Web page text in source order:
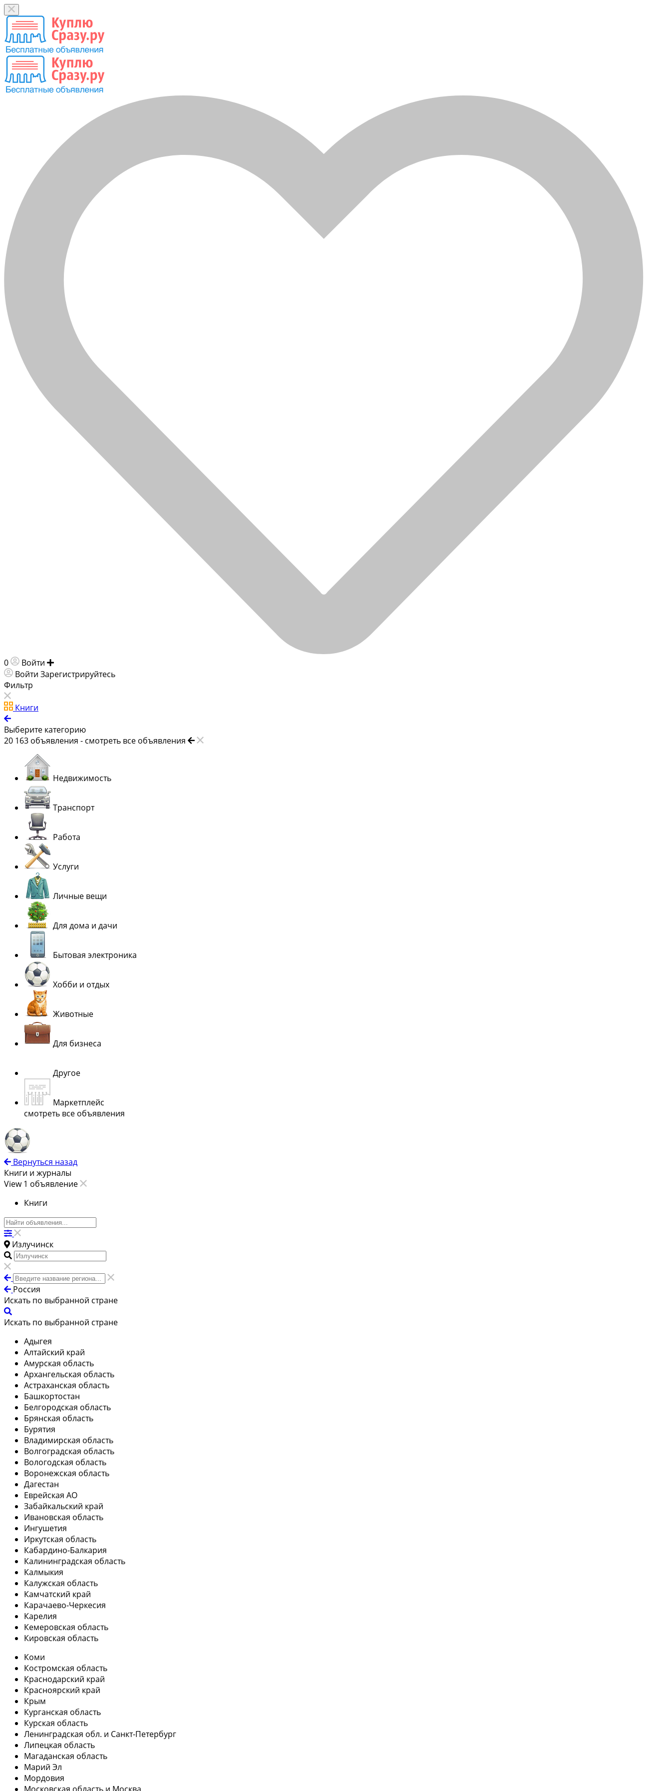
0 Войти
Войти Зарегистрируйтесь
Фильтр
Книги
Выберите категорию
20 163 объявления - смотреть все объявления
Недвижимость
Транспорт
Работа
Услуги
Личные вещи
Для дома и дачи
Бытовая электроника
Хобби и отдых
Животные
Для бизнеса
Другое
Маркетплейс
смотреть все объявления
Вернуться назад
Книги и журналы
View 1 объявление
Книги
Излучинск
Россия
Искать по выбранной стране
Искать по выбранной стране
Адыгея
Алтайский край
Амурская область
Архангельская область
Астраханская область
Башкортостан
Белгородская область
Брянская область
Бурятия
Владимирская область
Волгоградская область
Вологодская область
Воронежская область
Дагестан
Еврейская АО
Забайкальский край
Ивановская область
Ингушетия
Иркутская область
Кабардино-Балкария
Калининградская область
Калмыкия
Калужская область
Камчатский край
Карачаево-Черкесия
Карелия
Кемеровская область
Кировская область
Коми
Костромская область
Краснодарский край
Красноярский край
Крым
Курганская область
Курская область
Ленинградская обл. и Санкт-Петербург
Липецкая область
Магаданская область
Марий Эл
Мордовия